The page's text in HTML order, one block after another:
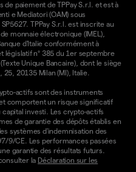
paiement de TPPay S.r.l. et est à
e Mediatori (OAM) sous
TPPay S.r.l. est inscrite au
monnaie électronique (IMEL),
d'Italie conformément à
législatif n° 385 du 1er septembre
Unique Bancaire), dont le siège
25, 20135 Milan (MI), Italie.
actifs sont des instruments
comportent un risque significatif
investi. Les crypto-actifs
de garantie des dépôts établis en
systèmes d'indemnisation des
9/CE. Les performances passées
garantie des résultats futurs.
la Déclaration sur les